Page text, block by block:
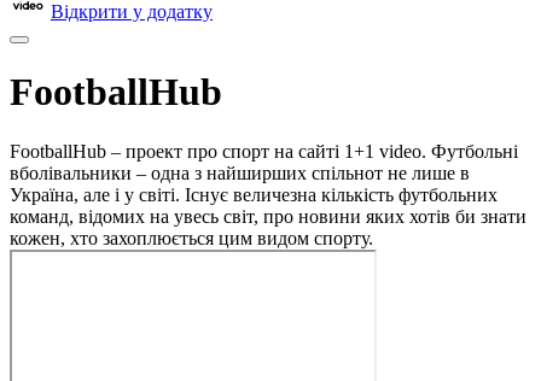
Відкрити у додатку
FootballHub
FootballHub – проект про спорт на сайті 1+1 video. Футбольні
вболівальники – одна з найширших спільнот не лише в
Україна, але і у світі. Існує величезна кількість футбольних
команд, відомих на увесь світ, про новини яких хотів би знати
кожен, хто захоплюється цим видом спорту.